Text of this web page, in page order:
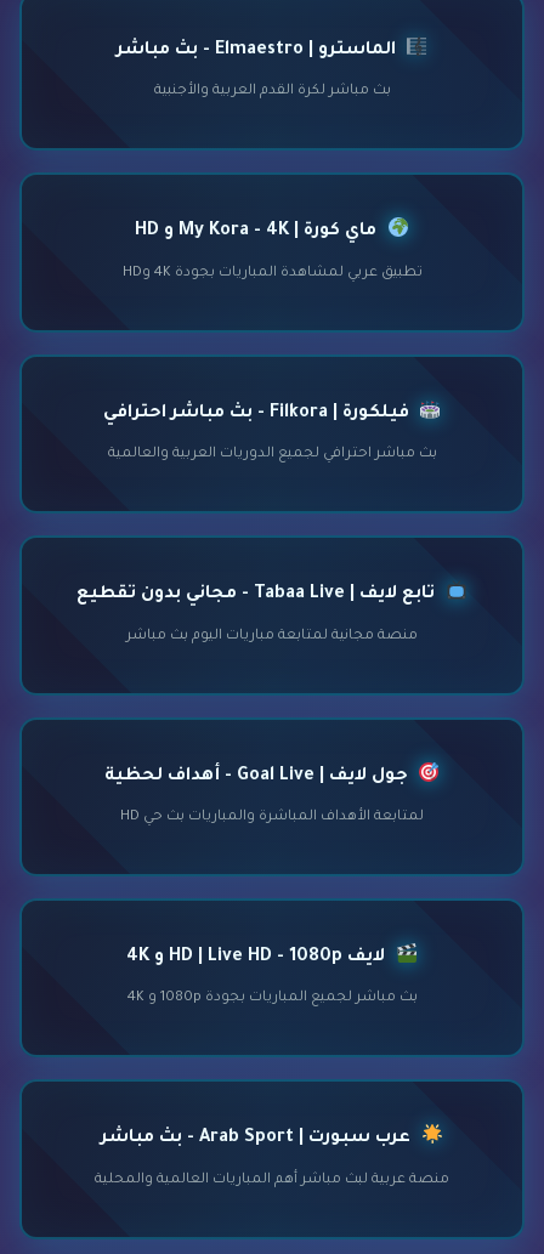
الماسترو | Elmaestro - بث مباشر
بث مباشر لكرة القدم العربية والأجنبية
ماي كورة | My Kora - 4K و HD
تطبيق عربي لمشاهدة المباريات بجودة 4K وHD
فيلكورة | Filkora - بث مباشر احترافي
بث مباشر احترافي لجميع الدوريات العربية والعالمية
تابع لايف | Tabaa Live - مجاني بدون تقطيع
منصة مجانية لمتابعة مباريات اليوم بث مباشر
جول لايف | Goal Live - أهداف لحظية
لمتابعة الأهداف المباشرة والمباريات بث حي HD
لايف HD | Live HD - 1080p و 4K
بث مباشر لجميع المباريات بجودة 1080p و 4K
عرب سبورت | Arab Sport - بث مباشر
منصة عربية لبث مباشر أهم المباريات العالمية والمحلية